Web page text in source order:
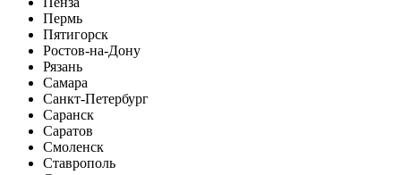
Пермь
Пятигорск
Ростов-на-Дону
Рязань
Самара
Санкт-Петербург
Саранск
Саратов
Смоленск
Ставрополь